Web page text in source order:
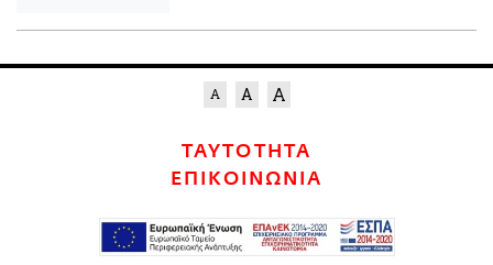
ΤΑΥΤΟΤΗΤΑ
ΕΠΙΚΟΙΝΩΝΙΑ